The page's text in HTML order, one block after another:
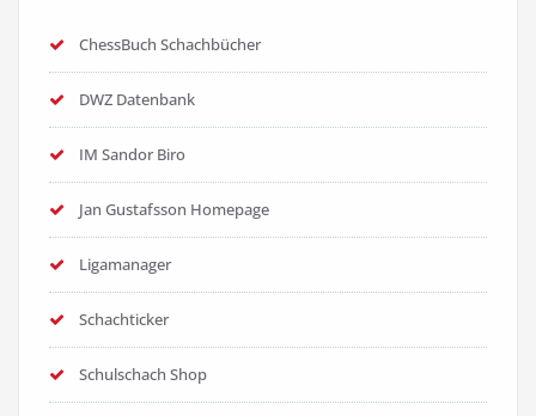
ChessBuch Schachbücher
DWZ Datenbank
IM Sandor Biro
Jan Gustafsson Homepage
Ligamanager
Schachticker
Schulschach Shop